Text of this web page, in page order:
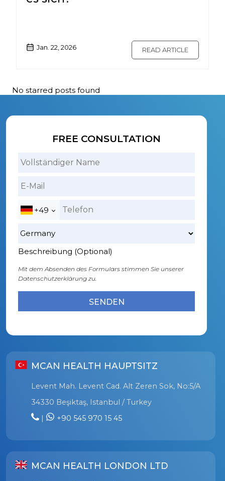
Jan. 22, 2026 READ ARTICLE
No starred posts found
FREE CONSULTATION
+49
Beschreibung (Optional)
Mit dem Absenden des Formulars stimmen Sie unserer
Datenschutzerklärung zu.
MCAN HEALTH HAUPTSITZ
Levent Mah. Levent Cad. Alt Zeren Sok, No:5/A
34330 Beşiktaş, Istanbul / Turkey
|
+90 545 970 15 45
MCAN HEALTH LONDON LTD